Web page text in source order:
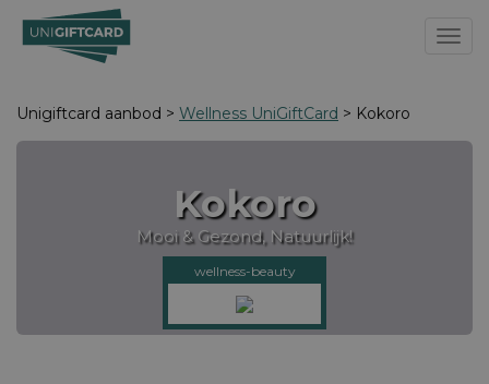
Unigiftcard aanbod > Wellness UniGiftCard > Kokoro
Kokoro
Mooi & Gezond, Natuurlijk!
wellness-beauty